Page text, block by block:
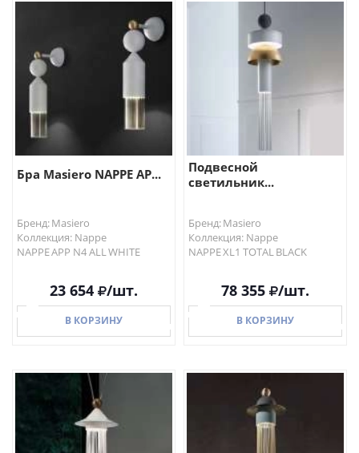
В КОРЗИНУ
Бра Masiero NAPPE AP...
Бренд: Masiero
Коллекция: Nappe
NAPPE APP N4 ALL WHITE
23 654 /шт.
В КОРЗИНУ
В КОРЗИНУ
Подвесной
светильник...
Бренд: Masiero
Коллекция: Nappe
NAPPE XL1 TOTAL BLACK
78 355 /шт.
В КОРЗИНУ
В КОРЗИНУ